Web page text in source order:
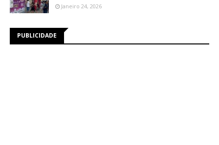
Janeiro 24, 2026
PUBLICIDADE